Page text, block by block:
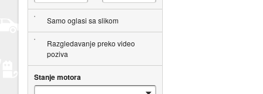
Samo oglasi sa slikom
Razgledavanje preko video
poziva
Stanje motora